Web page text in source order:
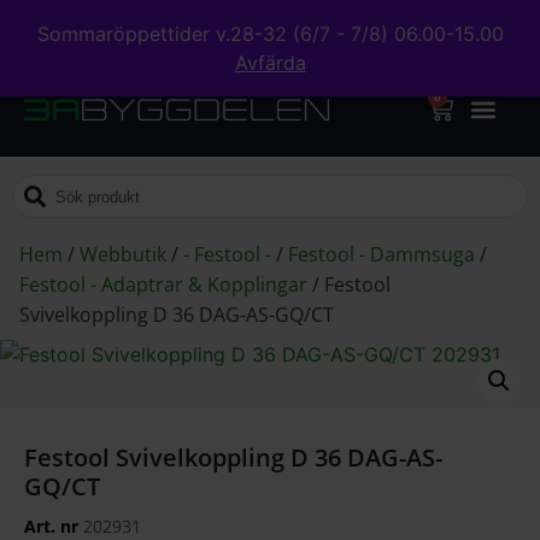
Sommaröppettider v.28-32 (6/7 - 7/8) 06.00-15.00
Avfärda
0
Hem /Webbutik/ - Festool -/ Festool - Dammsuga /
Festool - Adaptrar & Kopplingar / Festool
Svivelkoppling D 36 DAG-AS-GQ/CT
Festool Svivelkoppling D 36 DAG-AS-
GQ/CT
Art. nr 202931